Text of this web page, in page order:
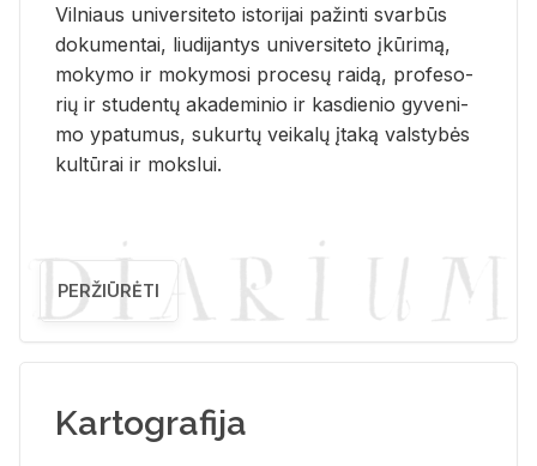
Vil­niaus uni­ver­si­te­to is­to­ri­jai pa­žin­ti svar­būs
do­ku­men­tai, liu­di­jan­tys uni­ver­si­te­to įkū­ri­mą,
mo­ky­mo ir mo­ky­mo­si pro­ce­sų rai­dą, pro­fe­so­
rių ir stu­den­tų aka­de­mi­nio ir kas­die­nio gy­ve­ni­
mo ypa­tu­mus, su­kur­tų vei­ka­lų įta­ką vals­ty­bės
kul­tū­rai ir moks­lui.
PERŽIŪRĖTI
Kartografija